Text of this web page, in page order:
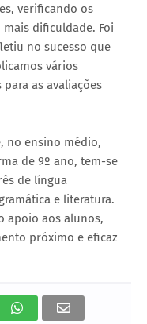
verificando os
dificuldade. Foi
no sucesso que
vários
as avaliações
no ensino médio,
de 9º ano, tem-se
de língua
e literatura.
apoio aos alunos,
próximo e eficaz